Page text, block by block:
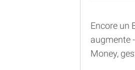
Encore un
augmente
Money,